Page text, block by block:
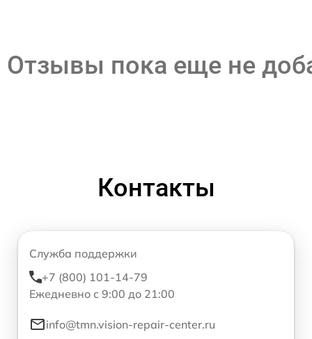
Отзывы пока еще не
Контакты
Служба поддержки
+7 (800) 101-14-79
Ежедневно с 9:00 до 21:00
info@tmn.vision-repair-center.ru